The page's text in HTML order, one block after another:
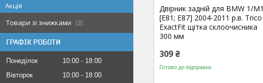
Акція
Товари зі знижками
3
ГРАФІК РОБОТИ
Понеділок 10:00
18:00
Вівторок
10:00
18:00
Двірник задній для BMW 1/M1
[E81; E87] 2004-2011 р.в. Trico
ExactFit щітка склоочисника
300 мм
309 ₴
Готово до відправки